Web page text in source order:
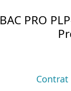
BAC PRO